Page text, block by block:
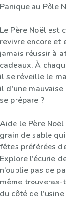
Panique au Pôle
Le Père Noël est
revivre encore et
jamais réussir à
cadeaux. À
il se réveille le
il d’une
se prépare ?
Aide le Père
grain de sable
fêtes préférées
Explore l’écurie
n’oublie pas de
même trouveras-
du côté de